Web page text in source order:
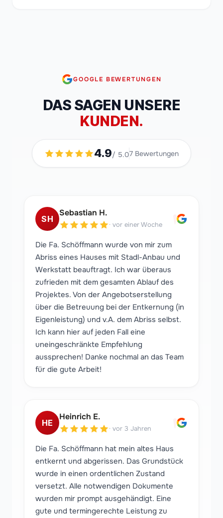
GOOGLE BEWERTUNGEN
DAS SAGEN UNSERE
KUNDEN.
4.9/ 5.07 Bewertungen
"
SH
Sebastian H.
· vor einer Woche
Die Fa. Schöffmann wurde von mir zum
Abriss eines Hauses mit Stadl-Anbau und
Werkstatt beauftragt. Ich war überaus
zufrieden mit dem gesamten Ablauf des
Projektes. Von der Angebotserstellung
über die Betreuung bei der Entkernung (in
Eigenleistung) und v.A. dem Abriss selbst.
Ich kann hier auf jeden Fall eine
uneingeschränkte Empfehlung
aussprechen! Danke nochmal an das Team
für die gute Arbeit!
"
HE
Heinrich E.
· vor 3 Jahren
Die Fa. Schöffmann hat mein altes Haus
entkernt und abgerissen. Das Grundstück
wurde in einen ordentlichen Zustand
versetzt. Alle notwendigen Dokumente
wurden mir prompt ausgehändigt. Eine
gute und termingerechte Leistung zu